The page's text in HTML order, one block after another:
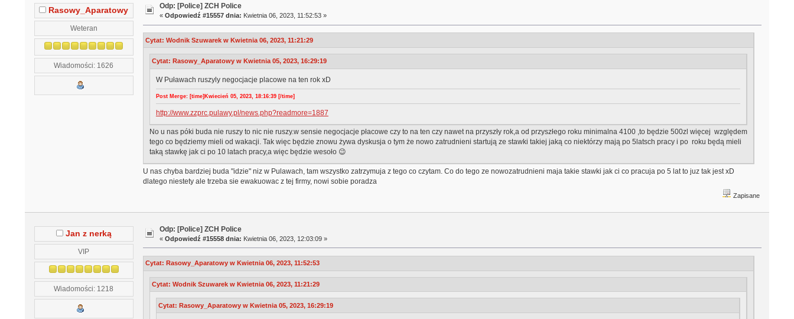
Rasowy_Aparatowy
Weteran
Wiadomości: 1626
Odp: [Police] ZCH Police
«Odpowiedź #15557 dnia: Kwietnia 06, 2023, 11:52:53 »
Cytat: Wodnik Szuwarek w Kwietnia 06, 2023, 11:21:29
Cytat: Rasowy_Aparatowy w Kwietnia 05, 2023, 16:29:19
W Puławach ruszyly negocjacje placowe na ten rok xD
Post Merge: [time]Kwiecień 05, 2023, 18:16:39 [/time]
http://www.zzprc.pulawy.pl/news.php?readmore=1887
No u nas póki buda nie ruszy to nic nie ruszy.w sensie negocjacje płacowe czy to na ten czy nawet na przyszły rok,a od przyszłego roku minimalna 4100 ,to będzie 500zl więcej względem
tego co będziemy mieli od wakacji. Tak więc będzie znowu żywa dyskusja o tym że nowo zatrudnieni startują ze stawki takiej jaką co niektórzy mają po 5latsch pracy i po roku będą mieli
taką stawkę jak ci po 10 latach pracy,a więc będzie wesoło 😉
U nas chyba bardziej buda "idzie" niz w Pulawach, tam wszystko zatrzymuja z tego co czytam. Co do tego ze nowozatrudnieni maja takie stawki jak ci co pracuja po 5 lat to juz tak jest xD
dlatego niestety ale trzeba sie ewakuowac z tej firmy, nowi sobie poradza
Zapisane
Jan z nerką
VIP
Wiadomości: 1218
Odp: [Police] ZCH Police
«Odpowiedź #15558 dnia: Kwietnia 06, 2023, 12:03:09 »
Cytat: Rasowy_Aparatowy w Kwietnia 06, 2023, 11:52:53
Cytat: Wodnik Szuwarek w Kwietnia 06, 2023, 11:21:29
Cytat: Rasowy_Aparatowy w Kwietnia 05, 2023, 16:29:19